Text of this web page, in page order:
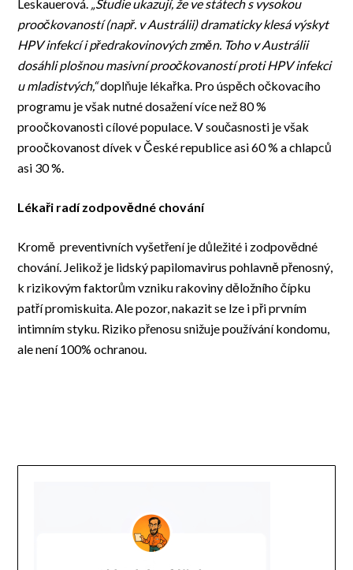
Leskauerová. „Studie ukazují, že ve státech s vysokou
proočkovaností (např. v Austrálii) dramaticky klesá výskyt
HPV infekcí i předrakovinových změn. Toho v Austrálii
dosáhli plošnou masivní proočkovaností proti HPV infekci
u mladistvých,“doplňuje lékařka. Pro úspěch očkovacího
programu je však nutné dosažení více než 80 %
proočkovanosti cílové populace. V současnosti je však
proočkovanost dívek v České republice asi 60 % a chlapců
asi 30 %.
Lékaři radí zodpovědné chování
Kromě preventivních vyšetření je důležité i zodpovědné
chování. Jelikož je lidský papilomavirus pohlavně přenosný,
k rizikovým faktorům vzniku rakoviny děložního čípku
patří promiskuita. Ale pozor, nakazit se lze i při prvním
intimním styku. Riziko přenosu snižuje používání kondomu,
ale není 100% ochranou.